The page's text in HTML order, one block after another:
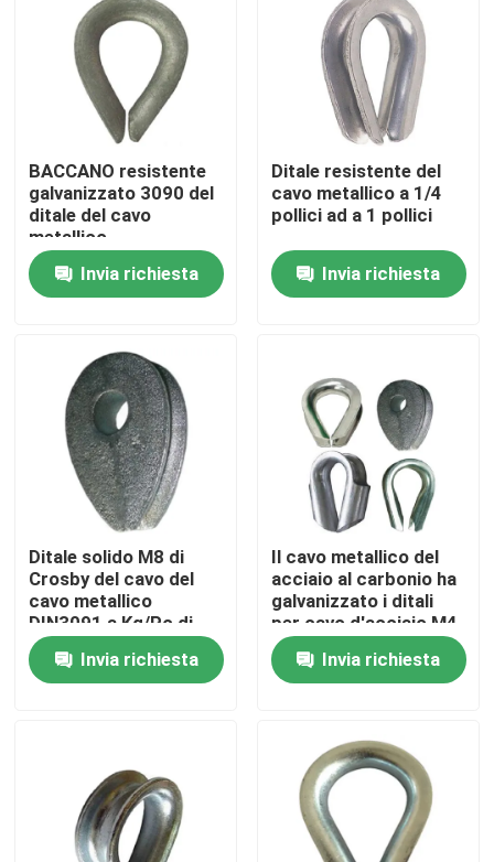
Casa
Prodotti
Video
Circa noi
Giro della fabbrica
Controllo di qualità
Contattici
Hardware d'attrezzatura della corda
BACCANO resistente
galvanizzato 3090 del
ditale del cavo
metallico
Invia richiesta
Ditale resistente del
cavo metallico a 1/4
pollici ad a 1 pollici
Invia richiesta
Ditale solido M8 di
Crosby del cavo del
cavo metallico
DIN3091 a Kg/Pc di
M40 0,122 - 12,74
Invia richiesta
Il cavo metallico del
acciaio al carbonio ha
galvanizzato i ditali
per cavo d'acciaio M4
- M28
Invia richiesta